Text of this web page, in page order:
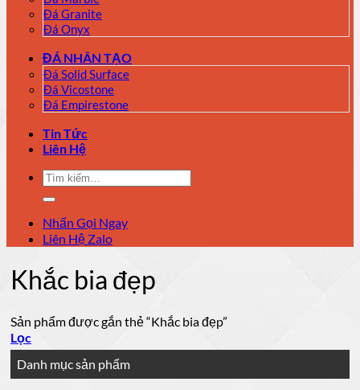
Đá Granite
Đá Onyx
ĐÁ NHÂN TẠO
Đá Solid Surface
Đá Vicostone
Đá Empirestone
Tin Tức
Liên Hệ
Tìm
kiếm:
Nhấn Gọi Ngay
Liên Hệ Zalo
Khắc bia đẹp
Sản phẩm được gắn thẻ “Khắc bia đẹp”
Lọc
Danh mục sản phẩm